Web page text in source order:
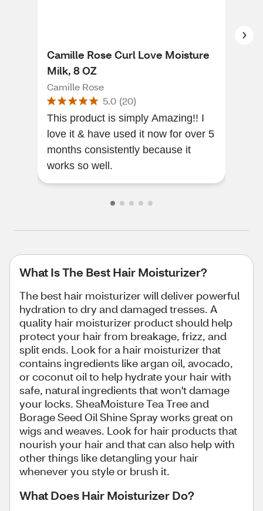
Camille Rose Curl Love Moisture
Milk, 8 OZ
Camille Rose
5.0 (20)
This product is simply Amazing!! I
love it & have used it now for over 5
months consistently because it
works so well.
What Is The Best Hair Moisturizer?
The best hair moisturizer will deliver powerful
hydration to dry and damaged tresses. A
quality hair moisturizer product should help
protect your hair from breakage, frizz, and
split ends. Look for a hair moisturizer that
contains ingredients like argan oil, avocado,
or coconut oil to help hydrate your hair with
safe, natural ingredients that won't damage
your locks. SheaMoisture Tea Tree and
Borage Seed Oil Shine Spray works great on
wigs and weaves. Look for hair products that
nourish your hair and that can also help with
other things like detangling your hair
whenever you style or brush it.
What Does Hair Moisturizer Do?